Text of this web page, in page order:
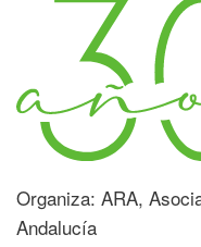
Organiza: ARA,
Andalucía